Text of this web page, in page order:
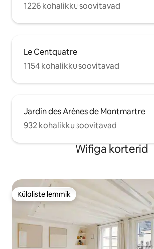
1226 kohalikku soovitavad
Le Centquatre
1154 kohalikku soovitavad
Jardin des Arènes de Montmartre
932 kohalikku soovitavad
Wifiga korterid
Külaliste lemmik
Külaliste lemmik